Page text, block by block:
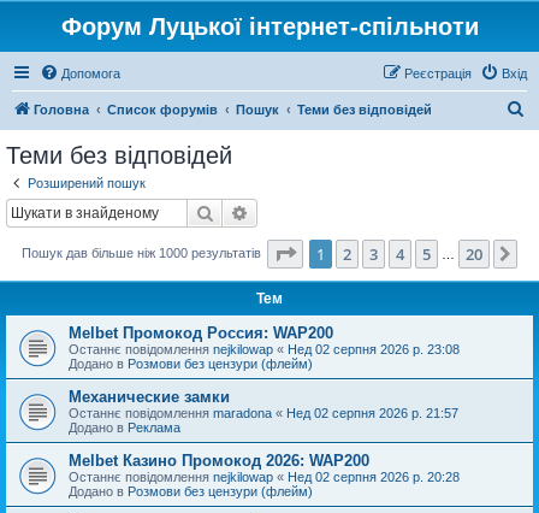
Форум Луцької інтернет-спільноти
Допомога Вхід
Реєстрація
Головна Список форумів Пошук Теми без відповідей
Теми без відповідей
Розширений пошук
Пошук
Пошук дав більше ніж 1000 результатів Сторінка 1 20
1 2 3 4 5 20
Тем
Melbet Промокод Россия: WAP200
Останнє повідомлення nejkilowap « Нед 02 серпня 2026 р. 23:08
Додано в Розмови без цензури (флейм)
Механические замки
Останнє повідомлення maradona « Нед 02 серпня 2026 р. 21:57
Додано в Реклама
Melbet Казино Промокод 2026: WAP200
Останнє повідомлення nejkilowap « Нед 02 серпня 2026 р. 20:28
Додано в Розмови без цензури (флейм)